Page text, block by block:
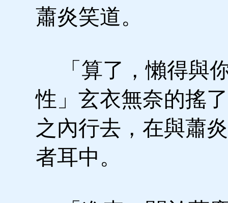
蕭炎笑道。
「算了，懶得與
性」玄衣無奈的搖
之內行去，在與蕭
者耳中。